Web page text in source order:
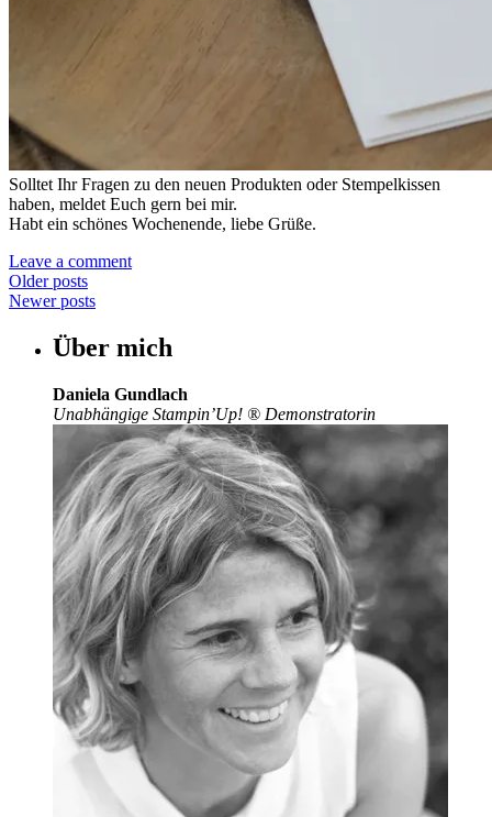
Solltet Ihr Fragen zu den neuen Produkten oder Stempelkissen
haben, meldet Euch gern bei mir.
Habt ein schönes Wochenende, liebe Grüße.
Leave a comment
Older posts
Newer posts
Über mich
Daniela Gundlach
Unabhängige Stampin’Up! ® Demonstratorin